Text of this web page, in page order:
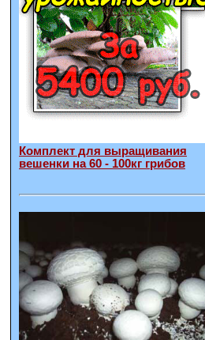
Комплект для выращивания
вешенки на 60 - 100кг грибов